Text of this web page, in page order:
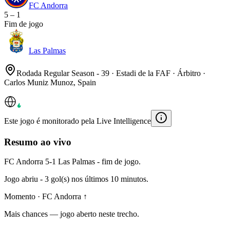
FC Andorra
5 – 1
Fim de jogo
Las Palmas
Rodada Regular Season - 39 · Estadi de la FAF · Árbitro ·
Carlos Muniz Munoz, Spain
Este jogo é monitorado pela Live Intelligence
Resumo ao vivo
FC Andorra 5-1 Las Palmas - fim de jogo.
Jogo abriu - 3 gol(s) nos últimos 10 minutos.
Momento · FC Andorra ↑
Mais chances — jogo aberto neste trecho.